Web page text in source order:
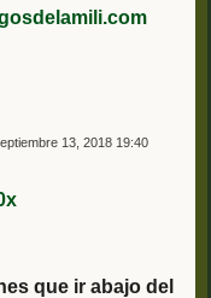
13, 2018 19:40
que ir abajo del